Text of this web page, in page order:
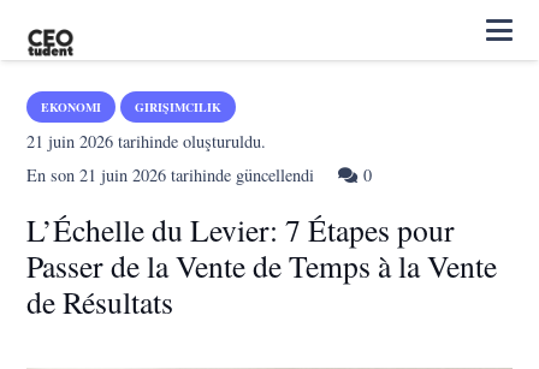
EKONOMI GIRIŞIMCILIK
21 juin 2026 tarihinde oluşturuldu.
En son21 juin 2026 tarihinde güncellendi 0
L’Échelle du Levier: 7 Étapes pour
Passer de la Vente de Temps à la Vente
de Résultats